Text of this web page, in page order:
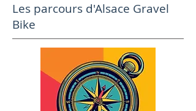
Les parcours d'Alsace Gravel
Bike